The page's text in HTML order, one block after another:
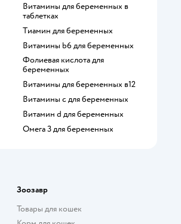
Витамины для беременных в
таблетках
Тиамин для беременных
Витамины b6 для беременных
Фолиевая кислота для
беременных
Витамины для беременных в12
Витамины c для беременных
Витамин d для беременных
Омега 3 для беременных
Зоозавр
Товары для кошек